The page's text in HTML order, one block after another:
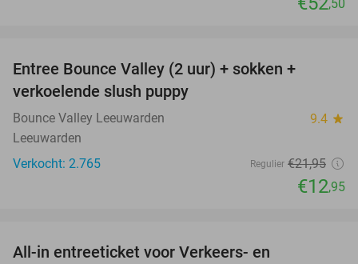
,50
Entree Bounce Valley (2 uur) + sokken +
verkoelende slush puppy
Bounce Valley Leeuwarden 9.4 star
Leeuwarden
Verkocht: 2.765
Regulier €21,95
€12,95
All-in entreeticket voor Verkeers- en